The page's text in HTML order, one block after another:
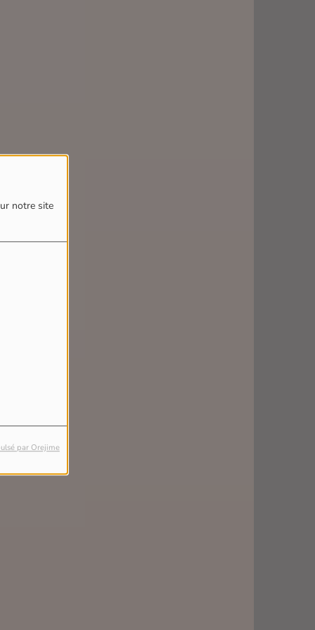
notre site
par Orejime